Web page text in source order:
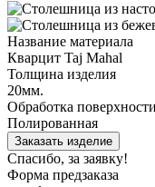
Название материала
Кварцит Taj Mahal
Толщина изделия
20мм.
Обработка поверхности
Полированная
Заказать изделие
Спасибо, за заявку!
Форма предзаказа